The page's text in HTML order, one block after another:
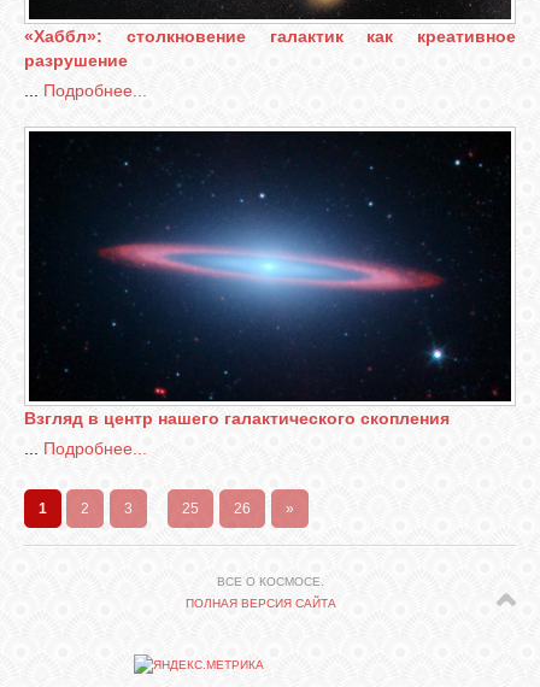
«Хаббл»: столкновение галактик как креативное
разрушение
Подробнее...
Взгляд в центр нашего галактического скопления
... Подробнее...
1 2 3 25 26 »
ВСЕ О КОСМОСЕ.
ПОЛНАЯ ВЕРСИЯ САЙТА